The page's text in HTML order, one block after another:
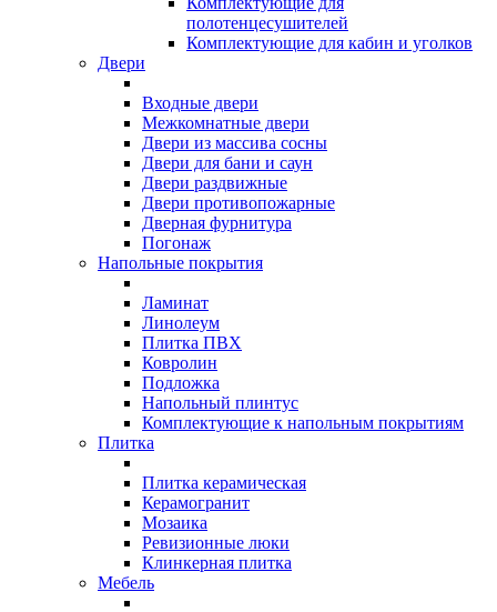
полотенцесушителей
Комплектующие для кабин и уголков
Двери
Входные двери
Межкомнатные двери
Двери из массива сосны
Двери для бани и саун
Двери раздвижные
Двери противопожарные
Дверная фурнитура
Погонаж
Напольные покрытия
Ламинат
Линолеум
Плитка ПВХ
Ковролин
Подложка
Напольный плинтус
Комплектующие к напольным покрытиям
Плитка
Плитка керамическая
Керамогранит
Мозаика
Ревизионные люки
Клинкерная плитка
Мебель